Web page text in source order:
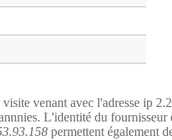
venant avec l'adresse ip
L'identité du fournisseur
permettent également